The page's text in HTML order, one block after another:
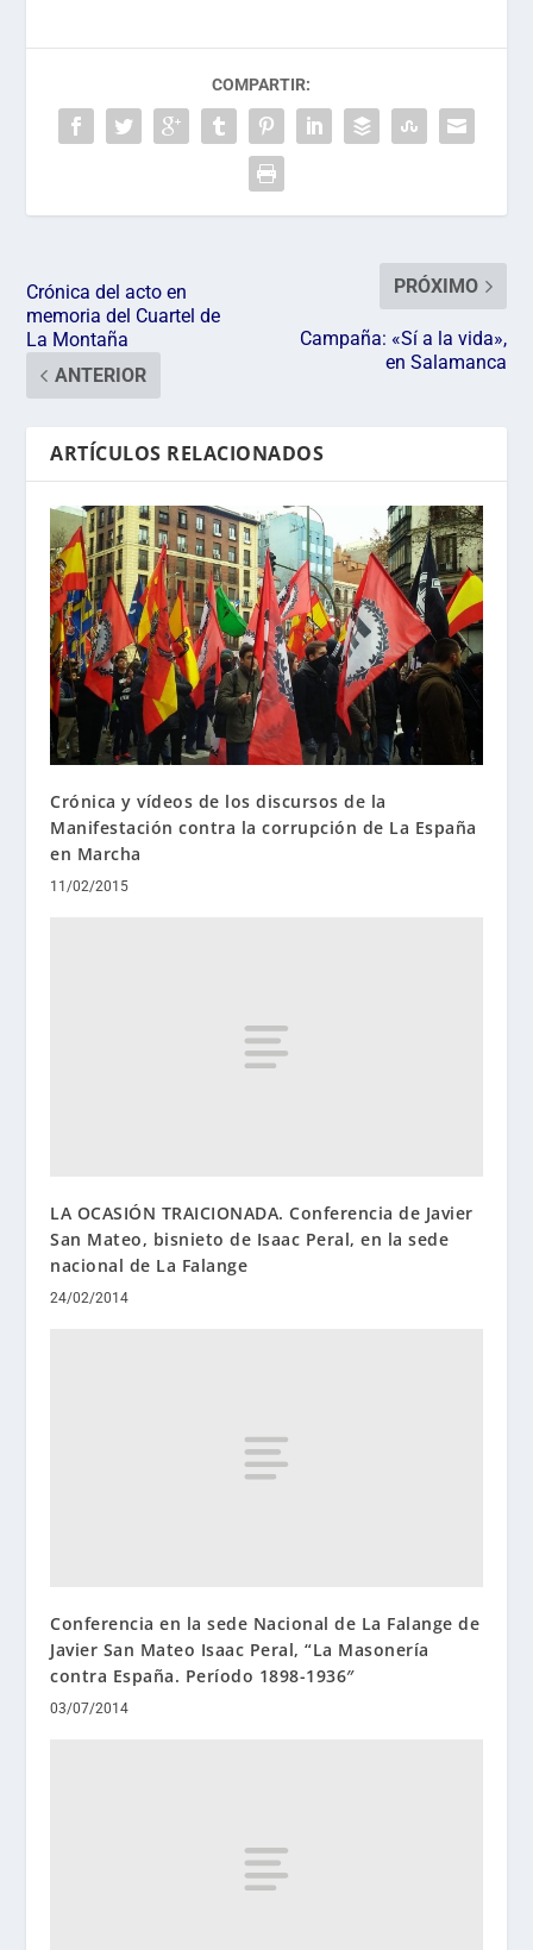
COMPARTIR:
Crónica del acto en
memoria del Cuartel de
La Montaña
ANTERIOR
PRÓXIMO
Campaña: «Sí a la vida»,
en Salamanca
ARTÍCULOS RELACIONADOS
Crónica y vídeos de los discursos de la
Manifestación contra la corrupción de La España
en Marcha
11/02/2015
LA OCASIÓN TRAICIONADA. Conferencia de Javier
San Mateo, bisnieto de Isaac Peral, en la sede
nacional de La Falange
24/02/2014
Conferencia en la sede Nacional de La Falange de
Javier San Mateo Isaac Peral, “La Masonería
contra España. Período 1898-1936″
03/07/2014